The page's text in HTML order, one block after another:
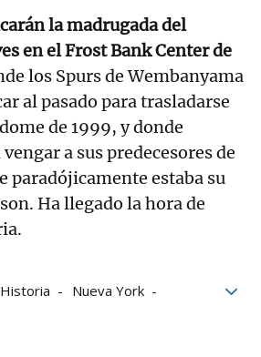
la madrugada del
en el Frost Bank Center de
los Spurs de Wembanyama
al pasado para trasladarse
de 1999, y donde
a sus predecesores de
paradójicamente estaba su
Ha llegado la hora de
Historia
Nueva York